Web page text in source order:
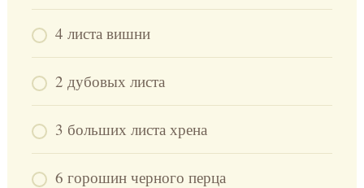
4 листа вишни
2 дубовых листа
3 больших листа хрена
6 горошин черного перца